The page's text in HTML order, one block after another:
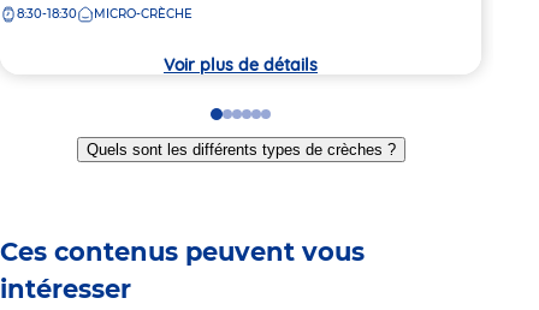
la 8:30-18:30 MICRO-CRÈCHE
Voir plus de détails
Go
to
slide
Go
to
slide
Go
to
slide
Go
to
slide
Go
to
slide
Go
to
slide
Quels sont les différents types de crèches ?
Ces contenus peuvent vous
intéresser